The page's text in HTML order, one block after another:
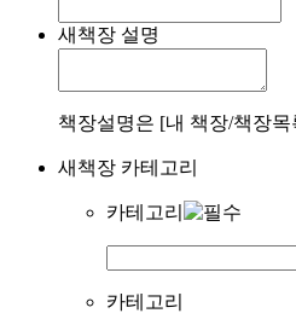
새책장 설명
책장설명은 [내 책장/책장
새책장 카테고리
카테고리
카테고리